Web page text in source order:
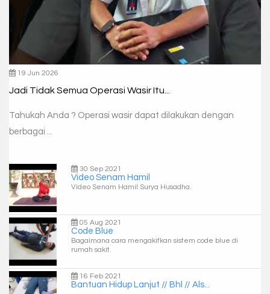
19 Jun 2026
Jadi Tidak Semua Operasi Wasir Itu...
Tahukah Anda ? Operasi wasir dapat dilakukan dengan
berbagai ...
30 Sep 2021
Video Senam Hamil
Video Senam Hamil Surya Husadha.
05 Aug 2021
Code Blue
Bagaimana cara mengakifkan sistem code blue di
rumah sakit.
16 Feb 2021
Bantuan Hidup Lanjut // Bhl // Als...